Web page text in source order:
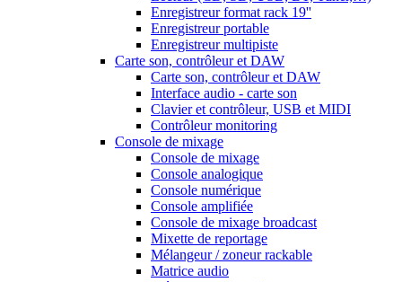
Enregistreur format rack 19''
Enregistreur portable
Enregistreur multipiste
Carte son, contrôleur et DAW
Carte son, contrôleur et DAW
Interface audio - carte son
Clavier et contrôleur, USB et MIDI
Contrôleur monitoring
Console de mixage
Console de mixage
Console analogique
Console numérique
Console amplifiée
Console de mixage broadcast
Mixette de reportage
Mélangeur / zoneur rackable
Matrice audio